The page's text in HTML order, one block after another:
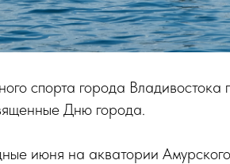
спорта города
Дню города.
июня на акватории